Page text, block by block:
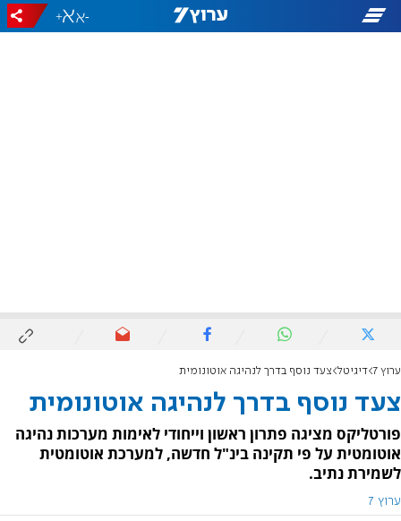
-
+
ערוץ 7 דיגיטל צעד נוסף בדרך לנהיגה אוטונומית
צעד נוסף בדרך לנהיגה אוטונומית
פורטליקס מציגה פתרון ראשון וייחודי לאימות מערכות נהיגה
אוטומטית על פי תקינה בינ"ל חדשה, למערכת אוטומטית
לשמירת נתיב.
ערוץ 7